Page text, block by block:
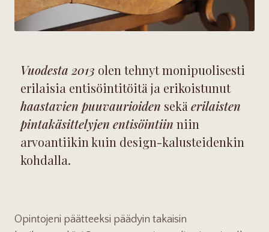
Vuodesta 2013 olen tehnyt monipuolisesti
erilaisia entisöintitöitä ja erikoistunut
haastavien puuvaurioiden sekä erilaisten
pintakäsittelyjen entisöintiin niin
arvoantiikin kuin design-kalusteidenkin
kohdalla.
Opintojeni päätteeksi päädyin takaisin